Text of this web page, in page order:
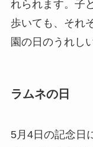
れられます。子
歩いても、それ
園の日のうれし
ラムネの日
5月4日の記念日